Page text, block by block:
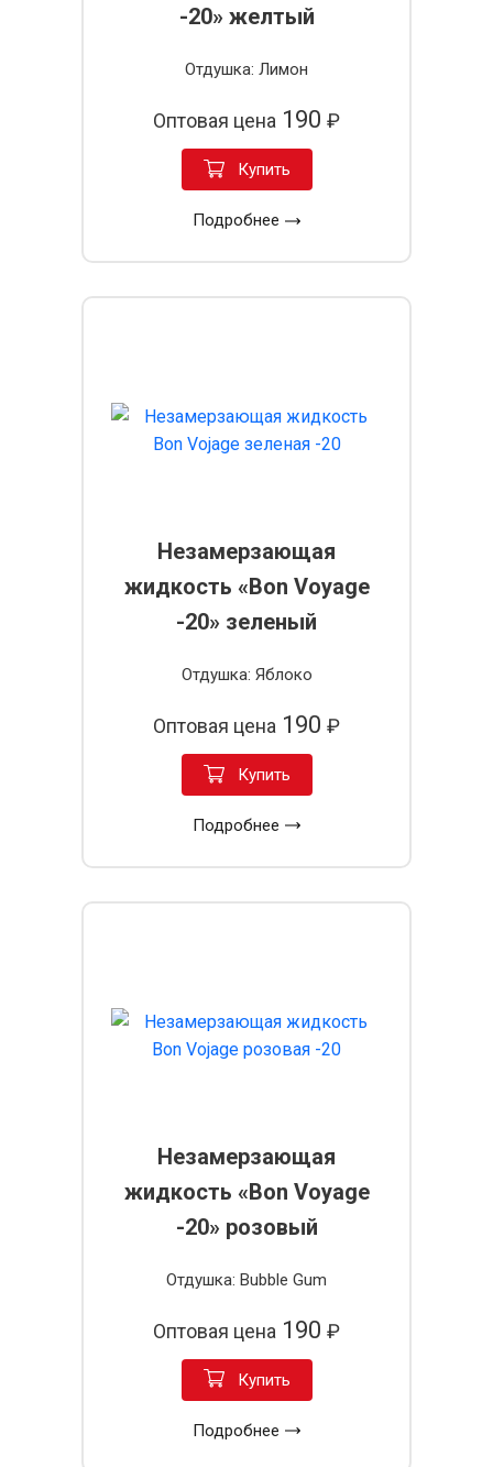
-20» желтый
Отдушка: Лимон
Оптовая цена 190 ₽
Купить
Подробнее
Незамерзающая
жидкость «Bon Voyage
-20» зеленый
Отдушка: Яблоко
Оптовая цена 190 ₽
Купить
Подробнее
Незамерзающая
жидкость «Bon Voyage
-20» розовый
Отдушка: Bubble Gum
Оптовая цена 190 ₽
Купить
Подробнее